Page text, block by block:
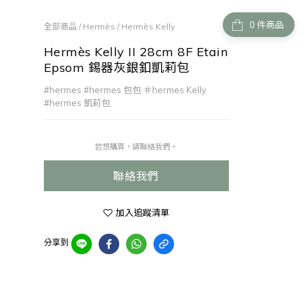
件商品
全部商品 / Hermès / Hermès Kelly
Hermès Kelly II 28cm 8F Etain
Epsom 錫器灰銀釦凱莉包
#hermes #hermes 包包 ＃hermes Kelly
#hermes 凱莉包
若想購買，請聯絡我們。
聯絡我們
加入追蹤清單
分享到